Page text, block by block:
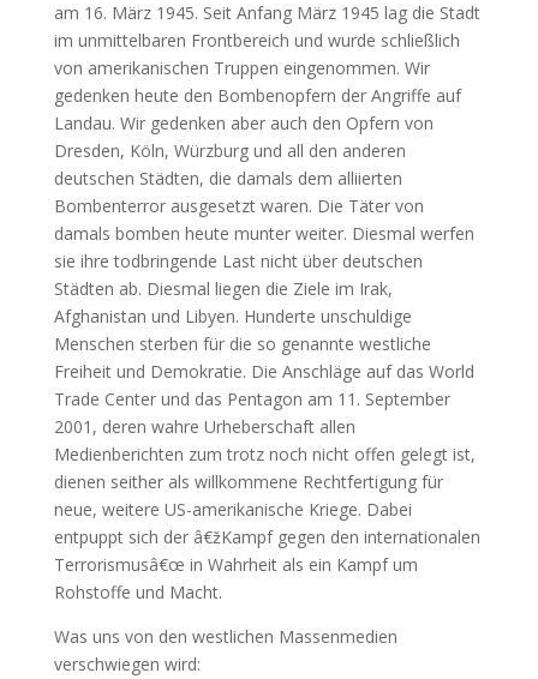
am 16. März 1945. Seit Anfang März 1945 lag die Stadt
im unmittelbaren Frontbereich und wurde schließlich
von amerikanischen Truppen eingenommen. Wir
gedenken heute den Bombenopfern der Angriffe auf
Landau. Wir gedenken aber auch den Opfern von
Dresden, Köln, Würzburg und all den anderen
deutschen Städten, die damals dem alliierten
Bombenterror ausgesetzt waren. Die Täter von
damals bomben heute munter weiter. Diesmal werfen
sie ihre todbringende Last nicht über deutschen
Städten ab. Diesmal liegen die Ziele im Irak,
Afghanistan und Libyen. Hunderte unschuldige
Menschen sterben für die so genannte westliche
Freiheit und Demokratie. Die Anschläge auf das World
Trade Center und das Pentagon am 11. September
2001, deren wahre Urheberschaft allen
Medienberichten zum trotz noch nicht offen gelegt ist,
dienen seither als willkommene Rechtfertigung für
neue, weitere US-amerikanische Kriege. Dabei
entpuppt sich der â€žKampf gegen den internationalen
Terrorismusâ€œ in Wahrheit als ein Kampf um
Rohstoffe und Macht.
Was uns von den westlichen Massenmedien
verschwiegen wird: